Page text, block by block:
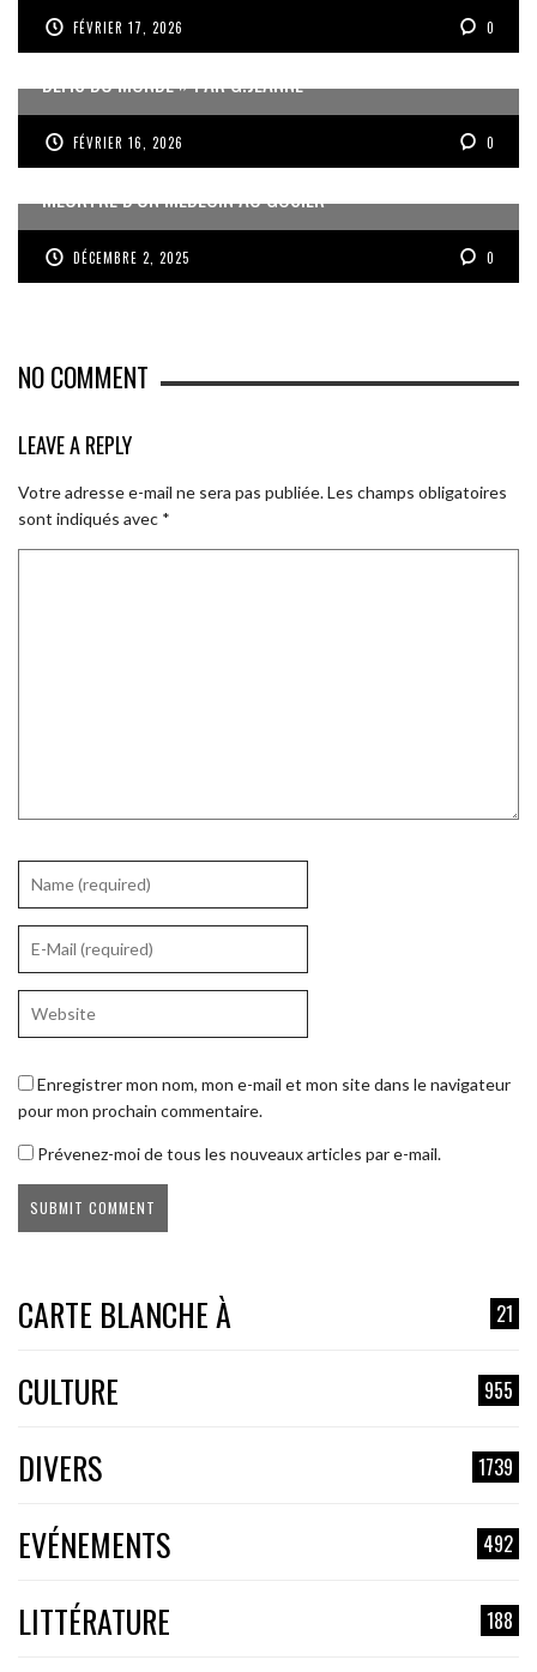
FÉVRIER 17, 2026 0
« UN GOSIER FIER, FORT ET RESPONSABLE FACE AUX
DÉFIS DU MONDE » PAR G.JEANNE
FÉVRIER 16, 2026 0
MEURTRE D’UN MÉDECIN AU GOSIER
DÉCEMBRE 2, 2025 0
NO COMMENT
LEAVE A REPLY
Votre adresse e-mail ne sera pas publiée.Les champs obligatoires
sont indiqués avec *
Enregistrer mon nom, mon e-mail et mon site dans le navigateur
pour mon prochain commentaire.
Prévenez-moi de tous les nouveaux articles par e-mail.
CARTE BLANCHE À 21
CULTURE 955
DIVERS 1739
EVÉNEMENTS 492
LITTÉRATURE 188